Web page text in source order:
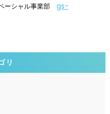
ーシャル事業部 gs-
リ